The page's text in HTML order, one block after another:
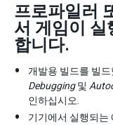
프로파일러
서 게임이 실
합니다.
개발용 빌드를 빌
Debugging및
인하십시오.
기기에서 실행되는